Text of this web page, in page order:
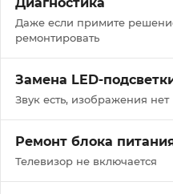
Даже если примите
ремонтировать
Замена LED-
Звук есть, изображения нет
Ремонт блока
Телевизор не включается